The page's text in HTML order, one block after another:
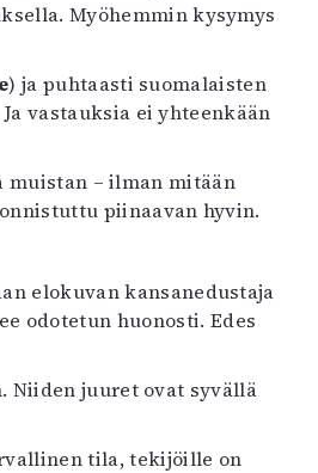
Myöhemmin kysymys
) ja puhtaasti suomalaisten
vastauksia ei yhteenkään
muistan – ilman mitään
piinaavan hyvin.
elokuvan kansanedustaja
odotetun huonosti. Edes
Niiden juuret ovat syvällä
tila, tekijöille on